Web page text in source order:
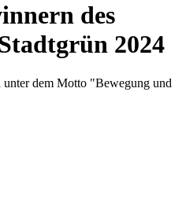
des
2024
dem Motto "Bewegung und